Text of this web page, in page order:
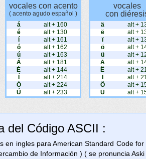
vocales con acento
( acento agudo español )
á
alt + 160
é
alt + 130
í
alt + 161
ó
alt + 162
ú
alt + 163
Á
alt + 181
É
alt + 144
alt + 214
Ó
alt + 224
Ú
alt + 233
vocales
con
ä
alt +
ë
alt +
ï
alt +
ö
alt +
ü
alt +
Ä
alt +
Ë
alt +
alt +
Ö
alt +
Ü
alt +
del Código ASCII :
en ingles para American Standard Code
de Información ) ( se pronuncia Aski